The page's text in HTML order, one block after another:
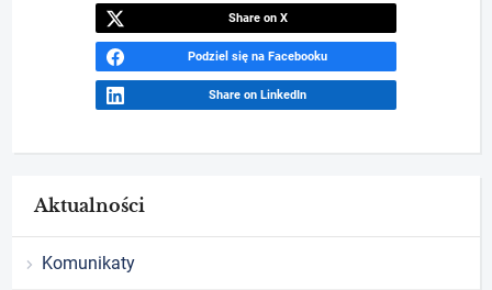
Share on X
Podziel się na Facebooku
Share on LinkedIn
Aktualności
Komunikaty